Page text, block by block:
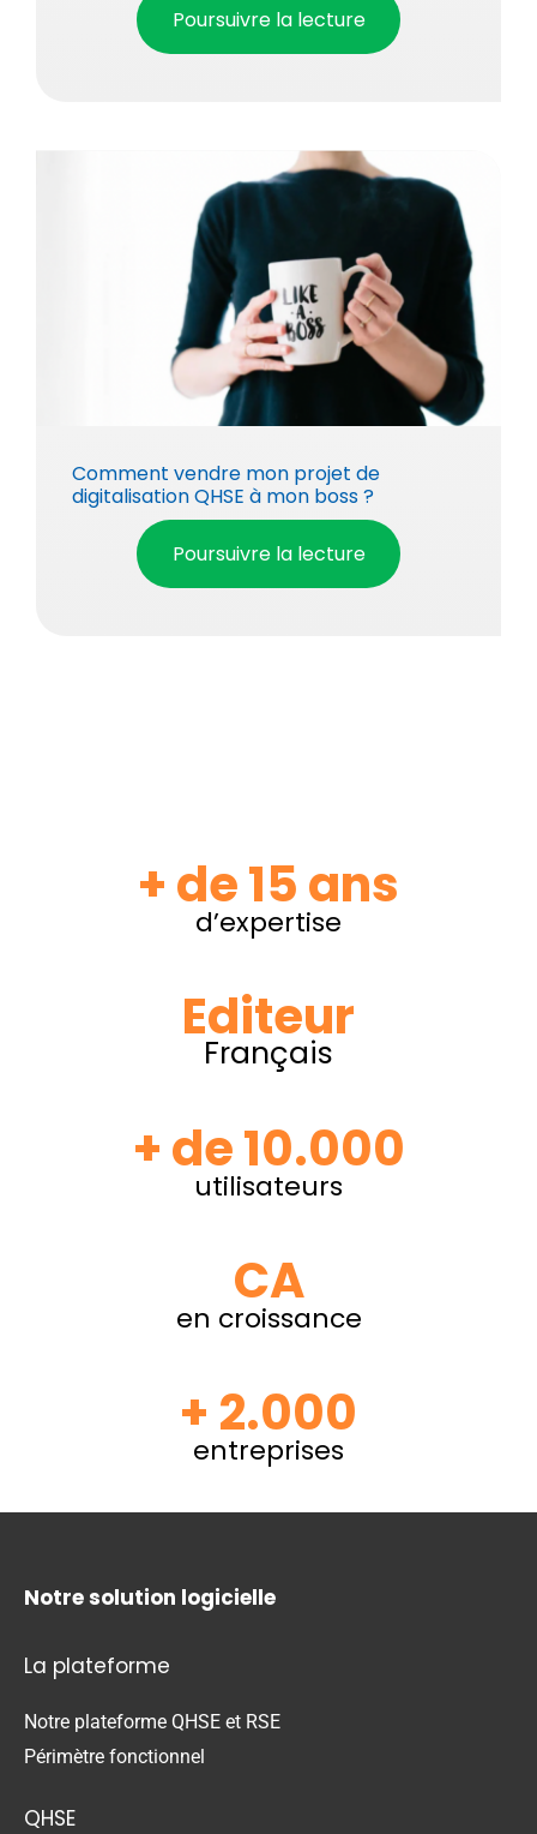
Poursuivre la lecture
Comment vendre mon projet de
digitalisation QHSE à mon boss ?
Poursuivre la lecture
+ de 15 ans
d’expertise
Editeur
Français
+ de 10.000
utilisateurs
CA
en croissance
+ 2.000
entreprises
Notre solution logicielle
La plateforme
Notre plateforme QHSE et RSE
Périmètre fonctionnel
QHSE